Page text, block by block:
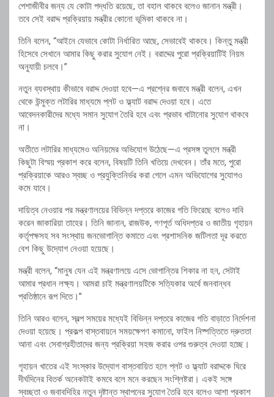
পেশাজীবীর জন্য যে কোটা পদ্ধতি রয়েছে, তা বহাল থাকবে বলেও জানান মন্ত্রী।
তবে সেই বরাদ্দ প্রক্রিয়ায় মন্ত্রীর কোনো ভূমিকা থাকবে না।
তিনি বলেন, “আইনে যেভাবে কোটা নির্ধারিত আছে, সেভাবেই থাকবে। কিন্তু মন্ত্রী
হিসেবে সেখানে আমার কিছু করার সুযোগ নেই। বরাদ্দের পুরো প্রক্রিয়াটিই নিয়ম
অনুযায়ী চলবে।”
নতুন ব্যবস্থায় কীভাবে বরাদ্দ দেওয়া হবে—এ প্রশ্নের জবাবে মন্ত্রী বলেন, এখন
থেকে উন্মুক্ত লটারির মাধ্যমে প্লট ও ফ্ল্যাট বরাদ্দ দেওয়া হবে। এতে
আবেদনকারীদের মধ্যে সমান সুযোগ তৈরি হবে এবং প্রভাব খাটানোর সুযোগ থাকবে
না।
অতীতে লটারির মাধ্যমেও অনিয়মের অভিযোগ উঠেছে—এ প্রসঙ্গ তুললে মন্ত্রী
কিছুটা বিস্ময় প্রকাশ করে বলেন, বিষয়টি তিনি খতিয়ে দেখবেন। তাঁর মতে, পুরো
প্রক্রিয়াকে আরও স্বচ্ছ ও প্রযুক্তিনির্ভর করা গেলে এমন অভিযোগের সুযোগও
কমে যাবে।
দায়িত্ব নেওয়ার পর মন্ত্রণালয়ের বিভিন্ন দপ্তরে কাজের গতি ফিরেছে বলেও দাবি
করেন জাকারিয়া তাহের। তিনি জানান, রাজউক, গণপূর্ত অধিদপ্তর ও জাতীয় গৃহায়ন
কর্তৃপক্ষসহ সব সংস্থায় জনভোগান্তি কমাতে এবং প্রশাসনিক জটিলতা দূর করতে
বেশ কিছু উদ্যোগ নেওয়া হয়েছে।
মন্ত্রী বলেন, “মানুষ যেন এই মন্ত্রণালয়ে এসে ভোগান্তির শিকার না হন, সেটাই
আমার প্রধান লক্ষ্য। আমরা চাই মন্ত্রণালয়টিকে সত্যিকার অর্থে জনবান্ধব
প্রতিষ্ঠানে রূপ দিতে।”
তিনি আরও বলেন, স্বল্প সময়ের মধ্যেই বিভিন্ন দপ্তরে কাজের গতি বাড়াতে নির্দেশনা
দেওয়া হয়েছে। প্রকল্প বাস্তবায়নে সময়ক্ষেপণ কমানো, ফাইল নিষ্পত্তিতে দ্রুততা
আনা এবং সেবাগ্রহীতাদের জন্য প্রক্রিয়া সহজ করার ওপর গুরুত্ব দেওয়া হচ্ছে।
গৃহায়ন খাতের এই সংস্কার উদ্যোগ বাস্তবায়িত হলে প্লট ও ফ্ল্যাট বরাদ্দকে ঘিরে
দীর্ঘদিনের বিতর্ক অনেকটাই কমবে বলে মনে করছেন সংশ্লিষ্টরা। একই সঙ্গে
স্বচ্ছতা ও জবাবদিহির নতুন দৃষ্টান্ত স্থাপনের সুযোগ তৈরি হবে বলেও আশা প্রকাশ